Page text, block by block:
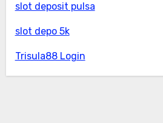
slot deposit pulsa
slot depo 5k
Trisula88 Login